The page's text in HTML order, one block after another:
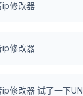
ip修改器
ip修改器